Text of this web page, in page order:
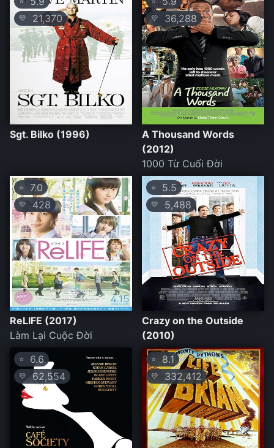
💛 21,370
Sgt. Bilko (1996)
💛 36,288
A Thousand Words
(2012)
1000 Từ Cuối Đời
⭐ 7.0
💛 428
ReLIFE (2017)
Làm Lại Cuộc Đời
⭐ 5.5
💛 5,488
Crazy on the Outside
(2010)
⭐ 6.6
💛 62,554
⭐ 8.1
💛 332,412